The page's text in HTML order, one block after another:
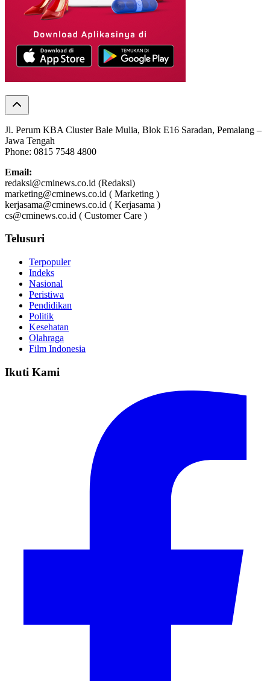
Jl. Perum KBA Cluster Bale Mulia, Blok E16 Saradan, Pemalang –
Jawa Tengah
Phone: 0815 7548 4800
Email:
redaksi@cminews.co.id (Redaksi)
marketing@cminews.co.id ( Marketing )
kerjasama@cminews.co.id ( Kerjasama )
cs@cminews.co.id ( Customer Care )
Telusuri
Terpopuler
Indeks
Nasional
Peristiwa
Pendidikan
Politik
Kesehatan
Olahraga
Film Indonesia
Ikuti Kami